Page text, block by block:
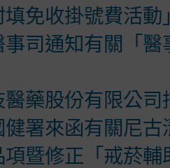
免收掛號費活動
司通知有關「
藥股份有限公
署來函有關尼
暨修正「戒菸